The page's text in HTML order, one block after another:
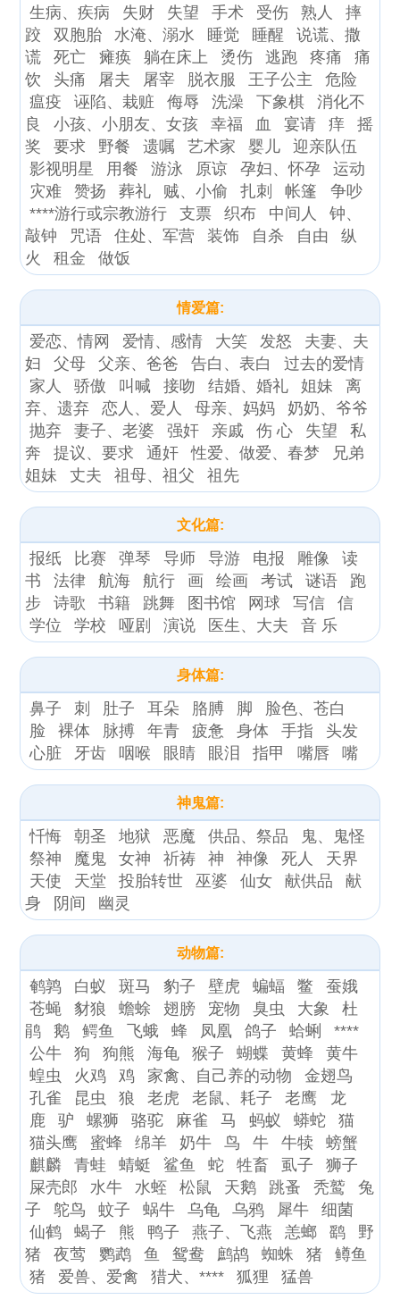
生病、疾病
失财 失望 手术 受伤 熟人
摔
跤
双胞胎 水淹、溺水 睡觉 睡醒
说谎、撒
谎
死亡 瘫痪 躺在床上 烫伤 逃跑 疼痛
痛
饮
头痛 屠夫 屠宰 脱衣服 王子公主
危险
瘟疫
诬陷、栽赃 侮辱 洗澡 下象棋
消化不
良
小孩、小朋友、女孩 幸福 血 宴请 痒
摇
奖
要求 野餐 遗嘱 艺术家 婴儿
迎亲队伍
影视明星
用餐 游泳 原谅 孕妇、怀孕
运动
灾难
赞扬 葬礼 贼、小偷 扎刺 帐篷
争吵
****游行或宗教游行
支票 织布 中间人
钟、
敲钟
咒语 住处、军营 装饰 自杀 自由
纵
火
租金 做饭
情爱篇:
爱恋、情网 爱情、感情 大笑 发怒
夫妻、夫
妇
父母 父亲、爸爸 告白、表白
过去的爱情
家人
骄傲 叫喊 接吻 结婚、婚礼 姐妹
离
弃、遗弃
恋人、爱人 母亲、妈妈
奶奶、爷爷
抛弃
妻子、老婆 强奸 亲戚 伤 心 失望
私
奔
提议、要求 通奸 性爱、做爱、春梦
兄弟
姐妹
丈夫 祖母、祖父 祖先
文化篇:
报纸 比赛 弹琴 导师 导游 电报 雕像
读
书
法律 航海 航行 画 绘画 考试 谜语
跑
步
诗歌 书籍 跳舞 图书馆 网球 写信
信
学位
学校 哑剧 演说 医生、大夫 音 乐
身体篇:
鼻子 刺 肚子 耳朵 胳膊 脚
脸色、苍白
脸
裸体 脉搏 年青 疲惫 身体 手指
头发
心脏
牙齿 咽喉 眼睛 眼泪 指甲 嘴唇 嘴
神鬼篇:
忏悔 朝圣 地狱 恶魔 供品、祭品
鬼、鬼怪
祭神
魔鬼 女神 祈祷 神 神像 死人
天界
天使
天堂 投胎转世 巫婆 仙女 献供品
献
身
阴间 幽灵
动物篇:
鹌鹑 白蚁 斑马 豹子 壁虎 蝙蝠 鳖
蚕娥
苍蝇
豺狼 蟾蜍 翅膀 宠物 臭虫 大象
杜
鹃
鹅 鳄鱼 飞蛾 蜂 凤凰 鸽子 蛤蜊
****
公牛
狗 狗熊 海龟 猴子 蝴蝶 黄蜂
黄牛
蝗虫
火鸡 鸡 家禽、自己养的动物
金翅鸟
孔雀
昆虫 狼 老虎 老鼠、耗子 老鹰
龙
鹿
驴 螺狮 骆驼 麻雀 马 蚂蚁 蟒蛇
猫
猫头鹰
蜜蜂 绵羊 奶牛 鸟 牛 牛犊
螃蟹
麒麟
青蛙 蜻蜓 鲨鱼 蛇 牲畜 虱子
狮子
屎壳郎
水牛 水蛭 松鼠 天鹅 跳蚤 秃鹫
兔
子
鸵鸟 蚊子 蜗牛 乌龟 乌鸦 犀牛
细菌
仙鹤
蝎子 熊 鸭子 燕子、飞燕 恙螂 鹞
野
猪
夜莺 鹦鹉 鱼 鸳鸯 鹧鸪 蜘蛛 猪
鳟鱼
猪
爱兽、爱禽 猎犬、**** 狐狸 猛兽